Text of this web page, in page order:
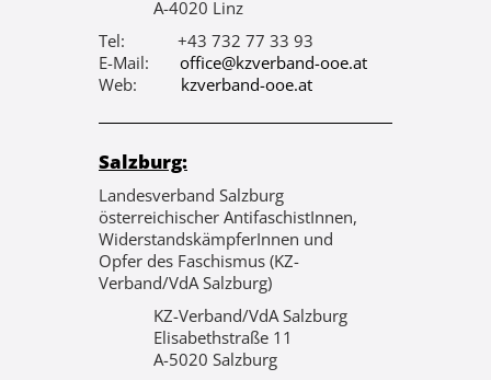
A-4020 Linz
Tel: +43 732 77 33 93
E-Mail: office@kzverband-ooe.at
Web: kzverband-ooe.at
Salzburg:
Landesverband Salzburg
österreichischer AntifaschistInnen,
WiderstandskämpferInnen und
Opfer des Faschismus (KZ-
Verband/VdA Salzburg)
KZ-Verband/VdA Salzburg
Elisabethstraße 11
A-5020 Salzburg